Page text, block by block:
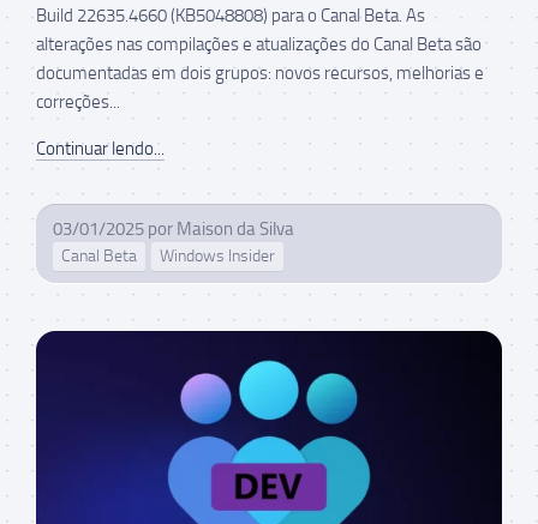
Build 22635.4660 (KB5048808) para o Canal Beta. As
alterações nas compilações e atualizações do Canal Beta são
documentadas em dois grupos: novos recursos, melhorias e
correções...
Continuar lendo...
03/01/2025 por Maison da Silva
Canal Beta Windows Insider